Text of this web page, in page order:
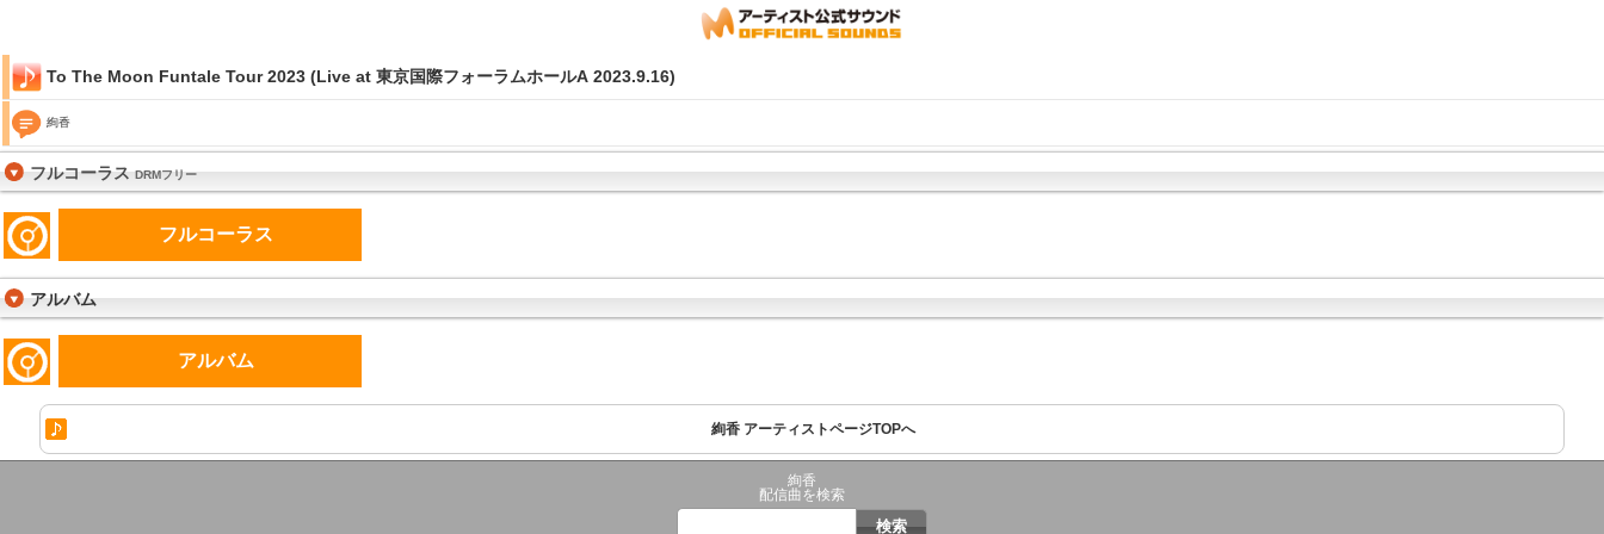
To The Moon Funtale Tour 2023 (Live at 東京国際フォーラムホールA 2023.9.16)
絢香
フルコーラスDRMフリー
フルコーラス
アルバム
アルバム
絢香 アーティストページTOPへ
絢香
配信曲を検索